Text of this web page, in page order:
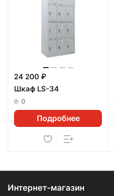
24 200 ₽
Шкаф LS-34
0
Подробнее
Интернет-магазин